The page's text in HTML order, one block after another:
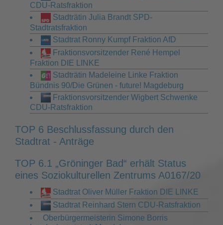
CDU-Ratsfraktion
Stadträtin Julia Brandt SPD-
Stadtratsfraktion
Stadtrat Ronny Kumpf Fraktion AfD
Fraktionsvorsitzender René Hempel
Fraktion DIE LINKE
Stadträtin Madeleine Linke Fraktion
Bündnis 90/Die Grünen - future! Magdeburg
Fraktionsvorsitzender Wigbert Schwenke
CDU-Ratsfraktion
TOP 6 Beschlussfassung durch den
Stadtrat - Anträge
TOP 6.1 „Gröninger Bad“ erhält Status
eines Soziokulturellen Zentrums A0167/20
Stadtrat Oliver Müller Fraktion DIE LINKE
Stadtrat Reinhard Stern CDU-Ratsfraktion
Oberbürgermeisterin Simone Borris